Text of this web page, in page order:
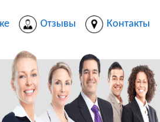
Отзывы Контакты